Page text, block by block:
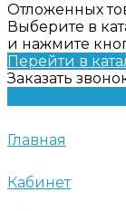
Отложенных
Выберите в
и нажмите
Перейти в
Заказать
Главная
Кабинет